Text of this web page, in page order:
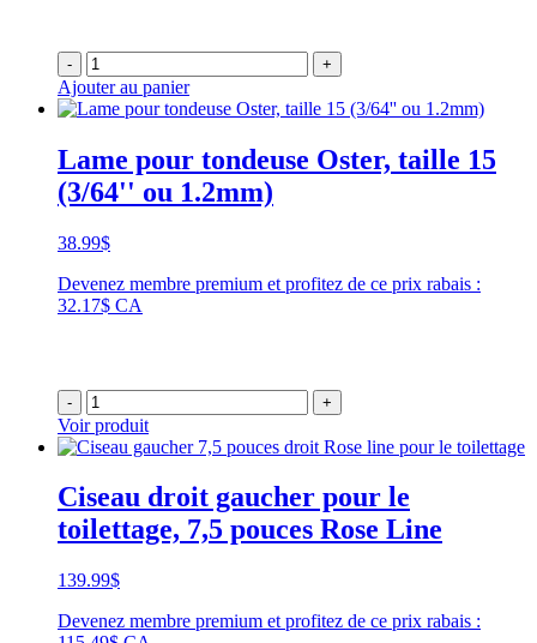
- +
Ajouter au panier
Lame pour tondeuse Oster, taille 15
(3/64'' ou 1.2mm)
38.99$
Devenez membre premium et profitez de ce prix rabais :
32.17$ CA
- +
Voir produit
Ciseau droit gaucher pour le
toilettage, 7,5 pouces Rose Line
139.99$
Devenez membre premium et profitez de ce prix rabais :